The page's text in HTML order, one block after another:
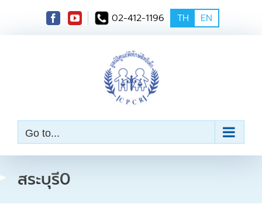
t
02-412-1196 TH EN
Go to...
สระบุรี0